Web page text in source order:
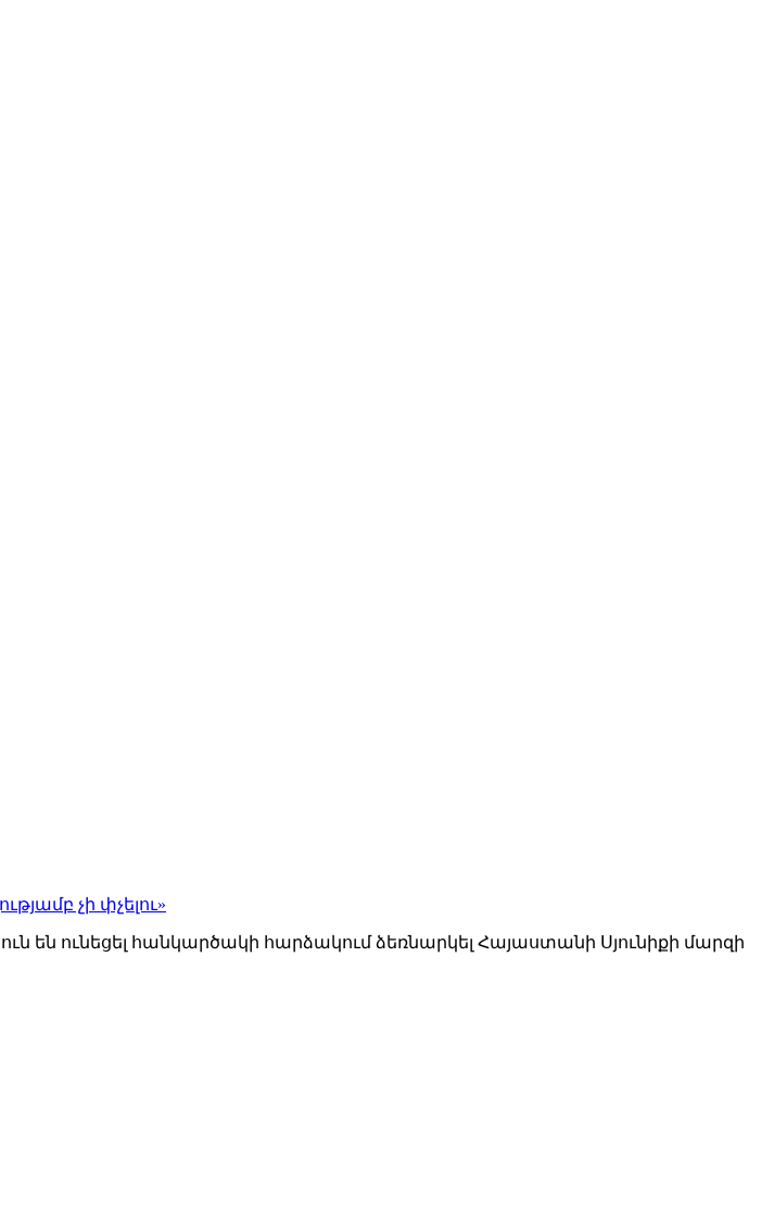
չի փչելու»
են ունեցել հանկարծակի հարձակում ձեռնարկել Հայաստանի Սյունիքի մարզի